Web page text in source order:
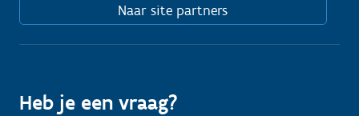
Naar site partners
Heb je een vraag?